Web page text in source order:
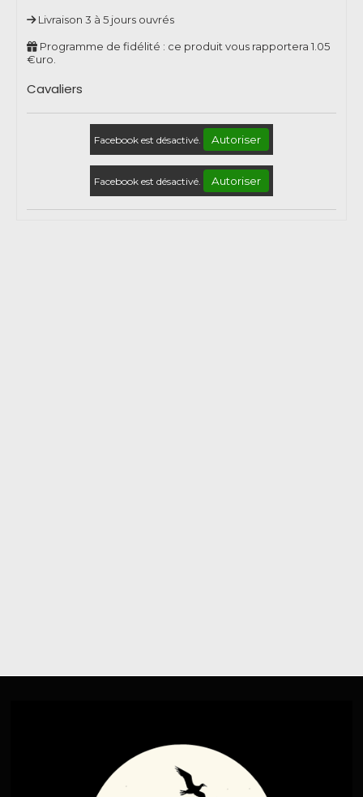
Livraison 3 à 5 jours ouvrés
Programme de fidélité : ce produit vous rapportera 1.05
€uro.
Cavaliers
Facebook est désactivé. Autoriser
Facebook est désactivé. Autoriser